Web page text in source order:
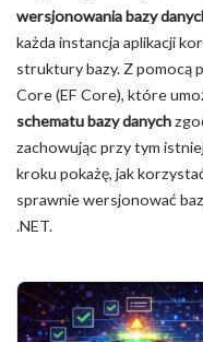
wersjonowania bazy
każda instancja aplikacji
struktury bazy. Z pomocą
Core (EF Core), które
schematu bazy danych
zachowując przy tym
kroku pokażę, jak
sprawnie wersjonować
.NET.